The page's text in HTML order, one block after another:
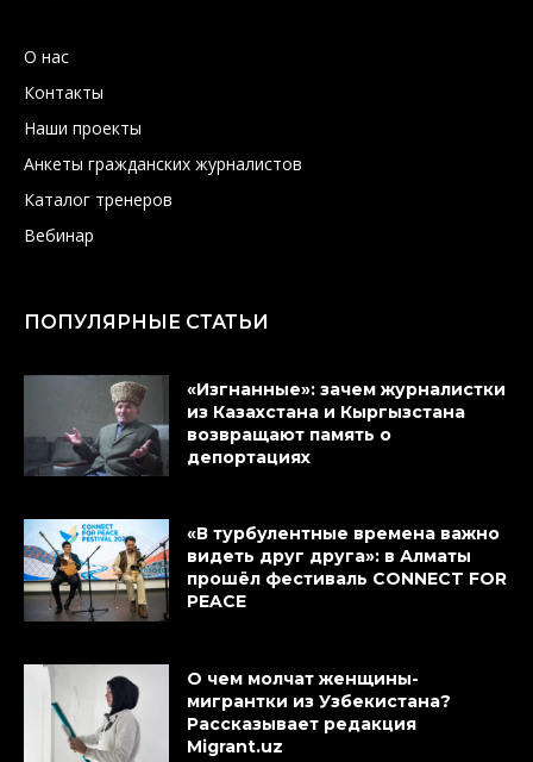
О нас
Контакты
Наши проекты
Анкеты гражданских журналистов
Каталог тренеров
Вебинар
ПОПУЛЯРНЫЕ СТАТЬИ
«Изгнанные»: зачем журналистки
из Казахстана и Кыргызстана
возвращают память о
депортациях
«В турбулентные времена важно
видеть друг друга»: в Алматы
прошёл фестиваль CONNECT FOR
PEACE
О чем молчат женщины-
мигрантки из Узбекистана?
Рассказывает редакция
Migrant.uz